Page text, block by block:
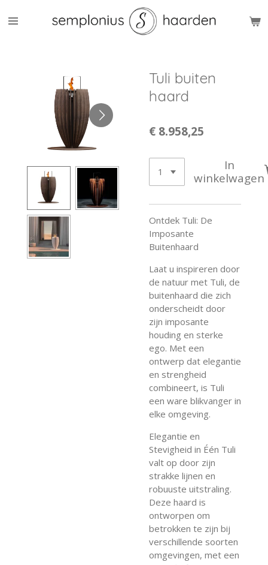
direct
Tuli buiten
haard
€ 8.958,25
In
winkelwagen
Ontdek Tuli: De
Imposante
Buitenhaard
Laat u inspireren door
de natuur met Tuli, de
buitenhaard die zich
onderscheidt door
zijn imposante
houding en sterke
ego. Met een
ontwerp dat elegantie
en strengheid
combineert, is Tuli
een ware blikvanger in
elke omgeving.
Elegantie en
Stevigheid in Één Tuli
valt op door zijn
strakke lijnen en
robuuste uitstraling.
Deze haard is
ontworpen om
betrokken te zijn bij
verschillende soorten
omgevingen, met een